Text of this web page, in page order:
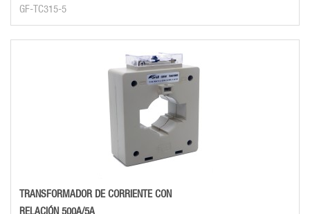
GF-TC315-5
TRANSFORMADOR DE CORRIENTE CON
RELACIÓN 500A/5A